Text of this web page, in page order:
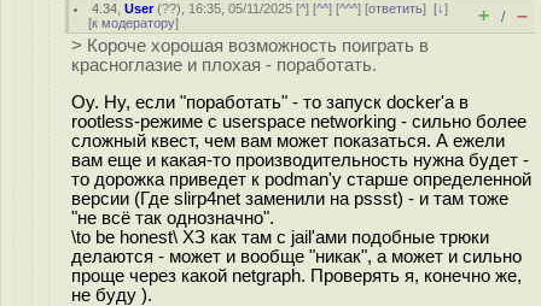
4.34 ,User(??), 16:35, 05/11/2025 [^] [^^] [^^^] [ответить][↓]
[к модератору] + / –
> Короче хорошая возможность поиграть в
красноглазие и плохая - поработать.
Оу. Ну, если "поработать" - то запуск docker'а в
rootless-режиме с userspace networking - сильно более
сложный квест, чем вам может показаться. А ежели
вам еще и какая-то производительность нужна будет -
то дорожка приведет к podman'у старше определенной
версии (Где slirp4net заменили на pssst) - и там тоже
"не всё так однозначно".
\to be honest\ ХЗ как там с jail'ами подобные трюки
делаются - может и вообще "никак", а может и сильно
проще через какой netgraph. Проверять я, конечно же,
не буду ).